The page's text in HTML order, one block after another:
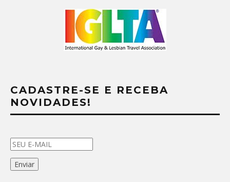
CADASTRE-SE E RECEBA
NOVIDADES!